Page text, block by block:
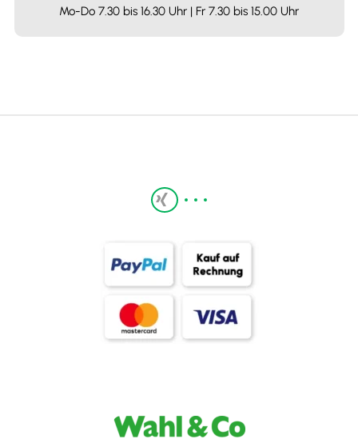
Mo-Do 7.30 bis 16.30 Uhr | Fr 7.30 bis 15.00 Uhr